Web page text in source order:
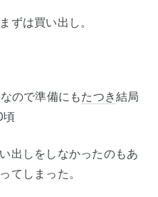
ずは買い出し。
ので準備にもたつき結局
頃
出しをしなかったのもあ
てしまった。